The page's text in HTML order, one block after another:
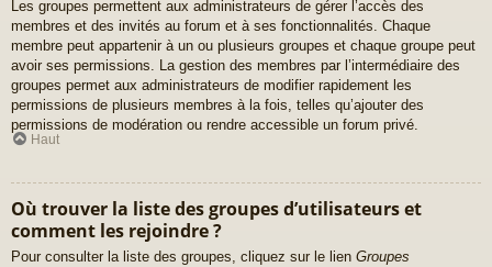
Les groupes permettent aux administrateurs de gérer l’accès des
membres et des invités au forum et à ses fonctionnalités. Chaque
membre peut appartenir à un ou plusieurs groupes et chaque groupe peut
avoir ses permissions. La gestion des membres par l’intermédiaire des
groupes permet aux administrateurs de modifier rapidement les
permissions de plusieurs membres à la fois, telles qu’ajouter des
permissions de modération ou rendre accessible un forum privé.
Haut
Où trouver la liste des groupes d’utilisateurs et
comment les rejoindre ?
Pour consulter la liste des groupes, cliquez sur le lien Groupes